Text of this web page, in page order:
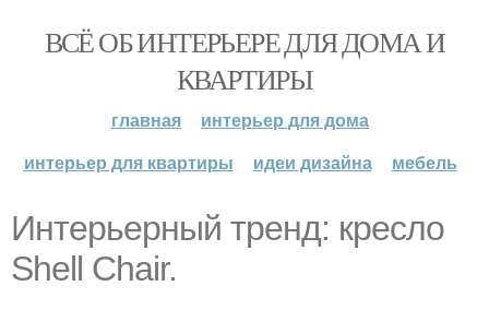
ВСЁ ОБ ИНТЕРЬЕРЕ ДЛЯ ДОМА И
КВАРТИРЫ
главная
интерьер для дома
интерьер для квартиры
идеи дизайна мебель
Интерьерный тренд: кресло
Shell Chair.